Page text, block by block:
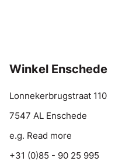
Winkel Enschede
Lonnekerbrugstraat 110
7547 AL Enschede
e.g. Read more
+31 (0)85 - 90 25 995